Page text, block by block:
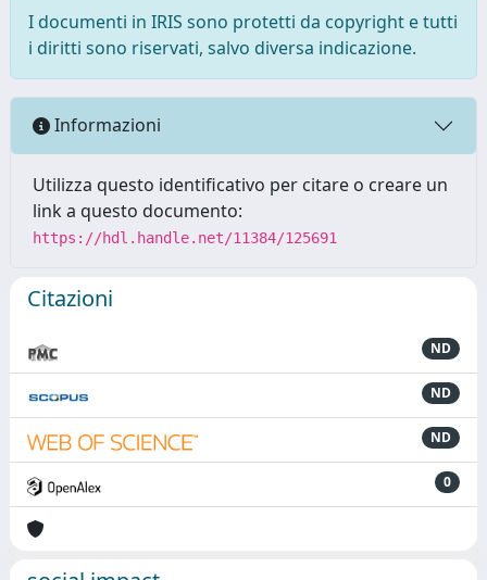
I documenti in IRIS sono protetti da copyright e tutti
i diritti sono riservati, salvo diversa indicazione.
Informazioni
Utilizza questo identificativo per citare o creare un
link a questo documento:
https://hdl.handle.net/11384/125691
Citazioni
ND
ND
ND
0